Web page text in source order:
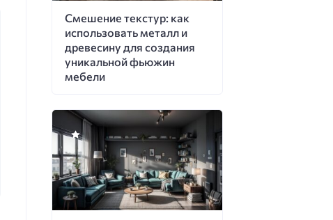
Смешение текстур: как
использовать металл и
древесину для создания
уникальной фьюжин
мебели